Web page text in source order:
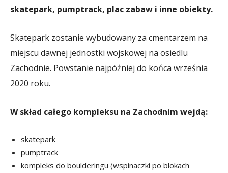
skatepark, pumptrack, plac zabaw i inne obiekty.
Skatepark zostanie wybudowany za cmentarzem na
miejscu dawnej jednostki wojskowej na osiedlu
Zachodnie. Powstanie najpóźniej do końca września
2020 roku.
W skład całego kompleksu na Zachodnim wejdą:
skatepark
pumptrack
kompleks do boulderingu (wspinaczki po blokach